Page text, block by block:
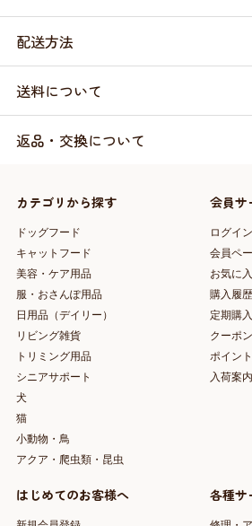
配送方法
送料について
返品・交換について
カテゴリから探す
ドッグフード
キャットフード
美容・ケア用品
服・おさんぽ用品
日用品（デイリー）
リビング雑貨
トリミング用品
シニアサポート
犬
猫
小動物・鳥
アクア・爬虫類・昆虫
会員サ
ログイン
会員ペ
お気に
購入履歴
定期購
クーポ
ポイン
入荷案
はじめてのお客様へ 各種サ